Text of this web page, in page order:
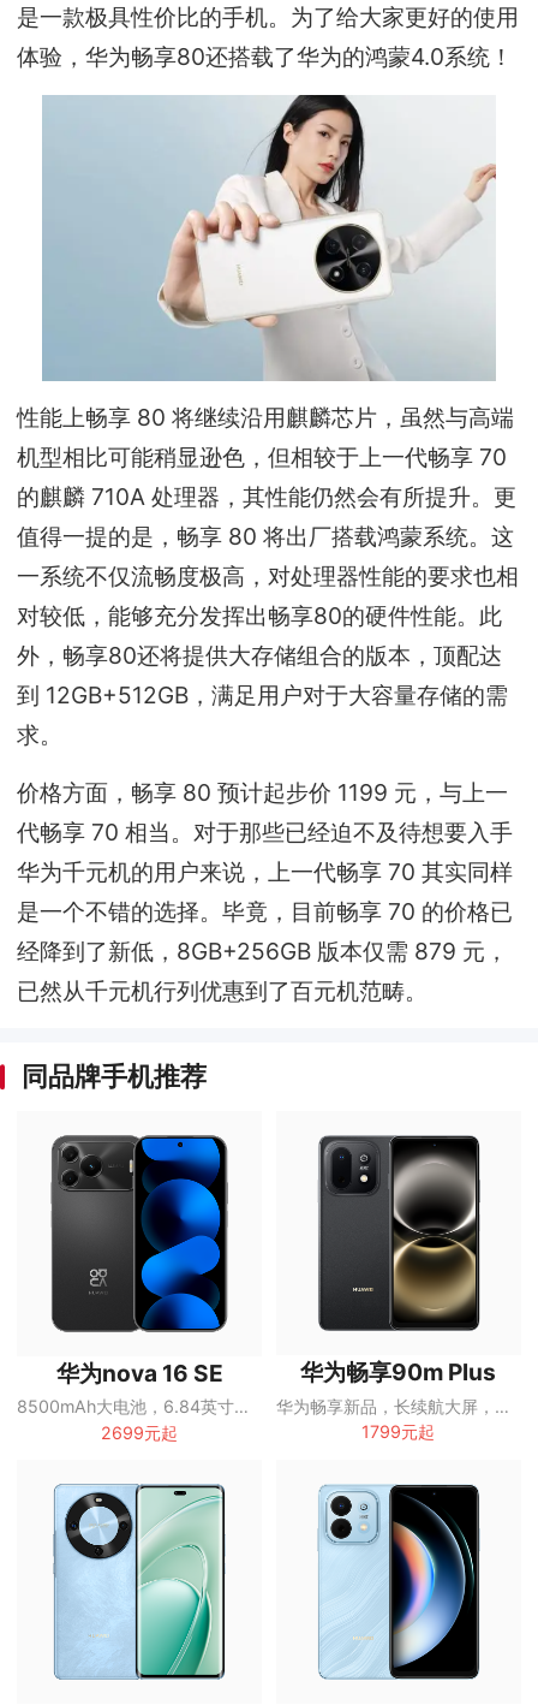
是一款极具性价比的手机。为了给大家更好的使用
体验，华为畅享80还搭载了华为的鸿蒙4.0系统！
性能上畅享 80 将继续沿用麒麟芯片，虽然与高端
机型相比可能稍显逊色，但相较于上一代畅享 70
的麒麟 710A 处理器，其性能仍然会有所提升。更
值得一提的是，畅享 80 将出厂搭载鸿蒙系统。这
一系统不仅流畅度极高，对处理器性能的要求也相
对较低，能够充分发挥出畅享80的硬件性能。此
外，畅享80还将提供大存储组合的版本，顶配达
到 12GB+512GB，满足用户对于大容量存储的需
求。
价格方面，畅享 80 预计起步价 1199 元，与上一
代畅享 70 相当。对于那些已经迫不及待想要入手
华为千元机的用户来说，上一代畅享 70 其实同样
是一个不错的选择。毕竟，目前畅享 70 的价格已
经降到了新低，8GB+256GB 版本仅需 879 元，
已然从千元机行列优惠到了百元机范畴。
同品牌手机推荐
华为nova 16 SE
8500mAh大电池，6.84英寸OLED直屏
2699元起
华为畅享90m Plus
华为畅享新品，长续航大屏，鸿蒙智慧体验
1799元起